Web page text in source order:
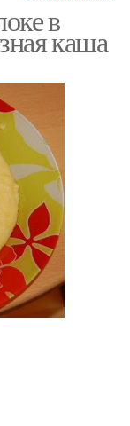
каша
с вареньем
для детей
в кашу
в
каша